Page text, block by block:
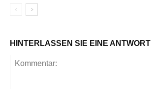
HINTERLASSEN SIE EINE ANTWORT